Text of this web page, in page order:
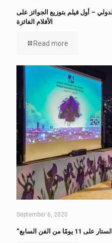
– أول فيلم بتوزيع الجوائز على
الأفلام الفائزة
Read more
September 6, 2020
من الفن السابع